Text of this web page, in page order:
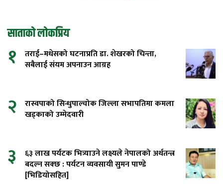
साताको लोकप्रिय
१
तराई–मधेसको घटनाप्रति डा. शेखरको चिन्ता,
सबैलाई संयम अपनाउन आग्रह
२
रास्वपाको सिन्धुपाल्चोक जिल्ला सभापतिमा कमला
खड्काको उम्मेदवारी
३
६३ लाख पर्यटक भित्र्याउने लक्ष्यले नेपालको अर्थतन्त्र
बदल्न सक्छ : पर्यटन व्यवसायी सुमन पाण्डे
[भिडियोसहित]